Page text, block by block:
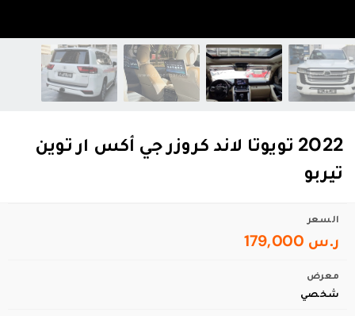
2022 تويوتا لاند كروزر جي أكس ار توين
تيربو
السعر
ر.س 179,000
معرض
شخصي